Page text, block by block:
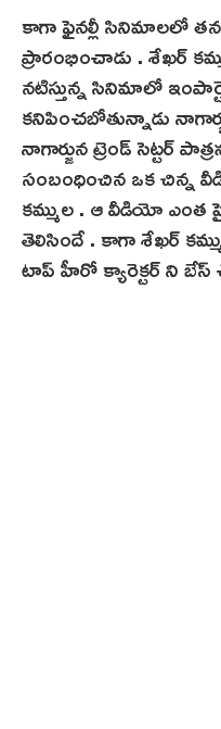
కాగా ఫైనల్లీ సినిమాలలో తన
ప్రారంభించాడు . శేఖర్
నటిస్తున్న సినిమాలో
కనిపించబోతున్నాడు
నాగార్జున ట్రెండ్ సెట్టర్
సంబంధించిన ఒక చిన్న
కమ్ముల . ఆ వీడియో
తెలిసిందే . కాగా శేఖర్
టాప్ హీరో క్యారెక్టర్ ని బేస్